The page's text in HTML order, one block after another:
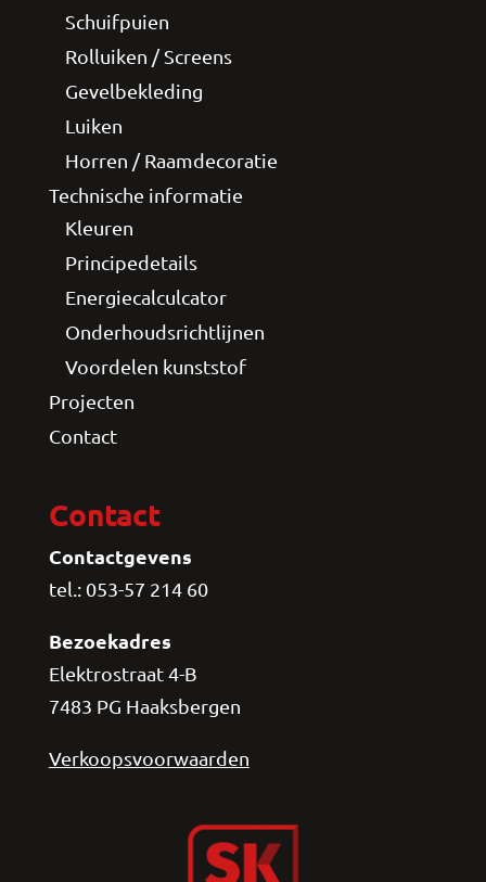
Schuifpuien
Rolluiken / Screens
Gevelbekleding
Luiken
Horren / Raamdecoratie
Technische informatie
Kleuren
Principedetails
Energiecalculcator
Onderhoudsrichtlijnen
Voordelen kunststof
Projecten
Contact
Contact
Contactgevens
tel.: 053-57 214 60
Bezoekadres
Elektrostraat 4-B
7483 PG Haaksbergen
Verkoopsvoorwaarden